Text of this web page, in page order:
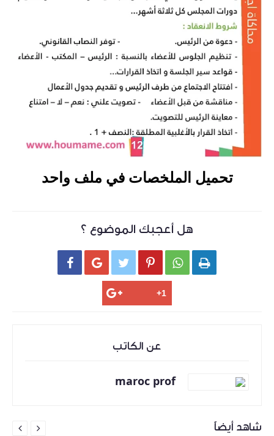
تحميل الملخصات في ملف واحد
هل أعجبك الموضوع ؟
     
عن الكاتب
maroc prof
شاهد أيضاً 
